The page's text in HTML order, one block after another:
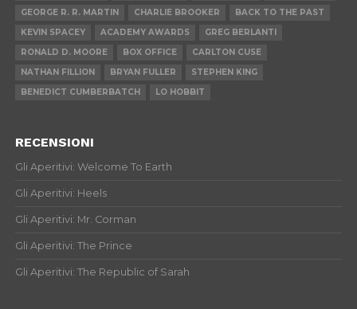
GEORGE R. R. MARTIN
CHARLIE BROOKER
BACK TO THE PAST
KEVIN SPACEY
ACADEMY AWARDS
GREG BERLANTI
RONALD D. MOORE
BOX OFFICE
CARLTON CUSE
NATHAN FILLION
BRYAN FULLER
STEPHEN KING
BENEDICT CUMBERBATCH
LO HOBBIT
RECENSIONI
Gli Aperitivi: Welcome To Earth
Gli Aperitivi: Heels
Gli Aperitivi: Mr. Corman
Gli Aperitivi: The Prince
Gli Aperitivi: The Republic of Sarah